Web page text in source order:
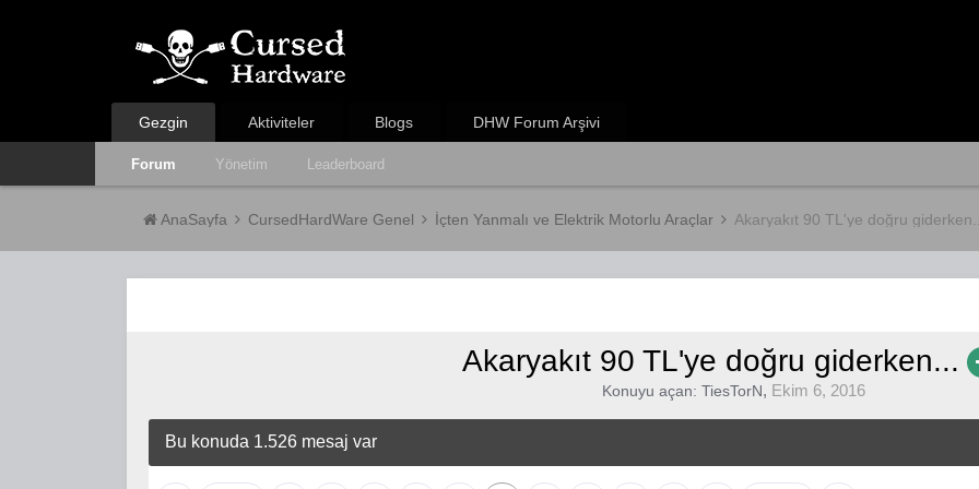
Gezgin
Forum Yönetim Leaderboard
Aktiviteler Blogs DHW Forum Arşivi
AnaSayfa CursedHardWare Genel İçten Yanmalı ve Elektrik Motorlu Araçlar Akaryakıt 90 TL'ye doğru giderken...
Akaryakıt 90 TL'ye doğru giderken...
Konuyu açan: TiesTorN, Ekim 6, 2016
Bu konuda 1.526 mesaj var